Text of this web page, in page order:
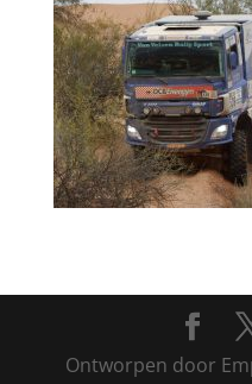
Ontworpen door